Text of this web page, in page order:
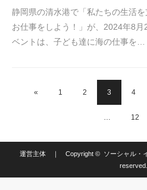
静岡県の清水港で「私たちの生活
お仕事をしよう！」が、2024年8
ベントは、子ども達に海の仕事を…
« 1 2 3 4
… 12
運営主体｜ Copyright © ソーシャル・
reserved.